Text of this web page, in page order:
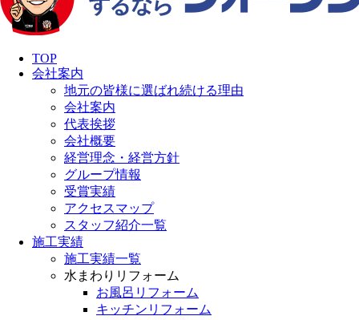
TOP
会社案内
地元の皆様に選ばれ続ける理由
会社案内
代表挨拶
会社概要
経営理念・経営方針
グループ情報
受賞実績
アクセスマップ
スタッフ紹介一覧
施工実績
施工実績一覧
水まわりリフォーム
お風呂リフォーム
キッチンリフォーム